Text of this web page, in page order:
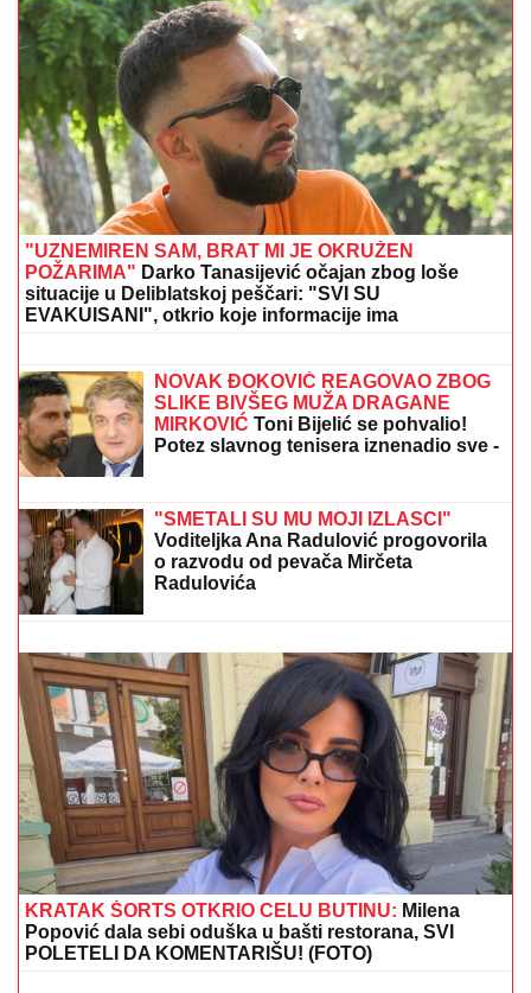
NEMA LAKIH UTAKMICA,CILj JE DA
NAPREDUJEMO IZ MEČA U MEČ: Marko Savić šef
stručnog štaba Vojvodine pred meč sa Radnikom
POLICIJA STIGLA U TRŽNI CENTAR
ZBOG SUPRUGE SERGEJA
TRIFUNOVIĆASaznajemo:
Obezbeđenje hitno reagovalo zbog
SUMNJE NA KRAĐU, pa joj pisali
(VIDEO) PRIŠAO JE ŽENI SA LEĐA I
POVUKAO JE ZA VRATTinejdžer (19)
otimao lančiće po Novom Sadu, a
onda je usledio ŠOK
"UZNEMIREN SAM, BRAT MI JE OKRUŽEN
POŽARIMA"Darko Tanasijević očajan zbog loše
situacije u Deliblatskoj peščari: "SVI SU
EVAKUISANI", otkrio koje informacije ima
(VIDEO) SPECIJALCI GA JURE PO
DVORIŠTU I IMANJU! U Valjevu
uhapšen begunac za kojim je bila
raspisana potraga: Objavljen
dramatičan snimak akcije
NOVAK ĐOKOVIĆ REAGOVAO ZBOG
SLIKE BIVŠEG MUŽA DRAGANE